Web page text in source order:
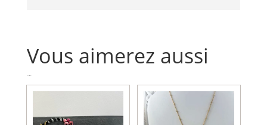
Vous aimerez aussi